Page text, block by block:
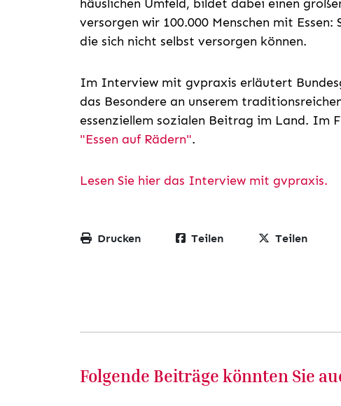
häuslichen Umfeld, bildet dabei einen
versorgen wir 100.000 Menschen mit
die sich nicht selbst versorgen können.
Im Interview mit gvpraxis erläutert
das Besondere an unserem
essenziellem sozialen Beitrag im Land. Im
"Essen auf Rädern".
Lesen Sie hier das Interview mit gvpraxis.
Drucken Teilen Teilen
Folgende Beiträge könnten Sie